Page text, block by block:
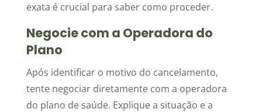
exata é crucial para saber como proceder.
Negocie com a Operadora do
Plano
Após identificar o motivo do cancelamento,
tente negociar diretamente com a operadora
do plano de saúde. Explique a situação e a